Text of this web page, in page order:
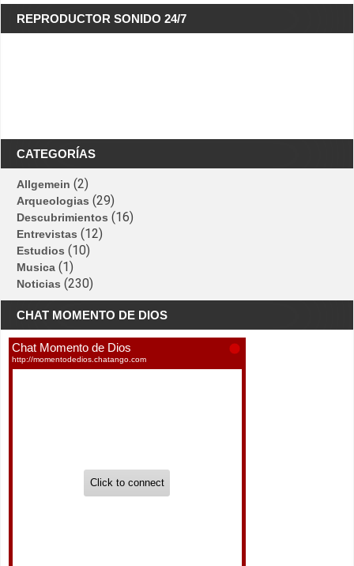
REPRODUCTOR SONIDO 24/7
CATEGORÍAS
Allgemein (2)
Arqueologias (29)
Descubrimientos (16)
Entrevistas (12)
Estudios (10)
Musica (1)
Noticias (230)
CHAT MOMENTO DE DIOS